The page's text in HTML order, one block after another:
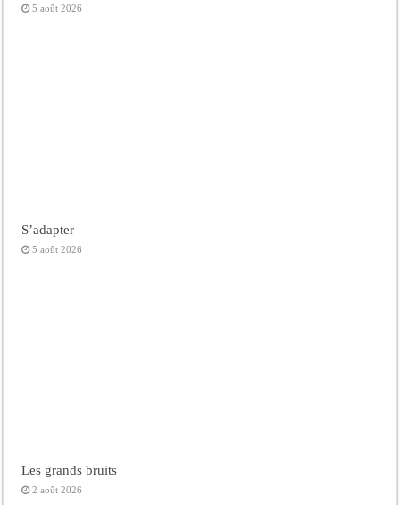
5 août 2026
S’adapter
5 août 2026
Les grands bruits
2 août 2026